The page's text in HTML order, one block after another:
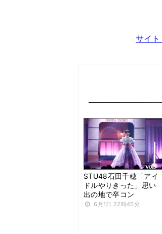
サイト
STU48石田千穂「アイ
ドルやりきった」思い
出の地で卒コン
6月1日 22時45分